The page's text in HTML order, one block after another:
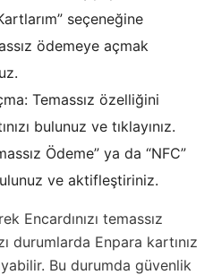
seçeneğine
ödemeye açmak
Temassız özelliğini
bulunuz ve tıklayınız.
Ödeme” ya da “NFC”
ve aktifleştiriniz.
Encardınızı temassız
durumlarda Enpara kartınız
Bu durumda güvenlik